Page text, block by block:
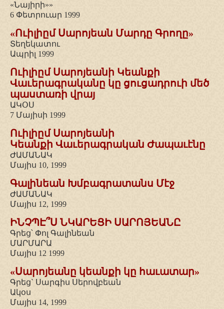
«Նայիրի»»
6 Փետրուար 1999
«Ուիլիըմ Սարոյեան Մարդը Գրողը»
Տեղեկատու
Ապրիլ 1999
Ուիլիըմ Սարոյեանի Կեանքի
Վաւերագրականը կը ցուցադրուի մեծ
պաստառի վրայ
ԱԿՕՍ
7 Մայիսի 1999
Ուիլիըմ Սարոյեանի
Կեանքի Վաւերագրական Ժապաւէնը
ԺԱՄԱՆԱԿ
Մայիս 10, 1999
Գալինեան Խմբագրատանս Մէջ
ԺԱՄԱՆԱԿ
Մայիս 12, 1999
ԻՆՉՊԷ՞Ս ՆԿԱՐԵՑԻ ՍԱՐՈՅԵԱՆԸ
Գրեց՝ Փոլ Գալինեան
ՄԱՐՄԱՐԱ
Մայիս 12 1999
«Սարոյեանը կեանքի կը հաւատար»
Գրեց` Սարգիս Սերովբեան
Ակօս
Մայիս 14, 1999